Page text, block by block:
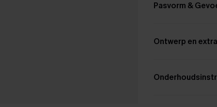
Pasvorm &
Ontwerp en